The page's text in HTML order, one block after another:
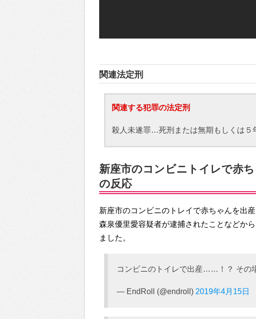
関連法定刑
関連する犯罪の法定刑
殺人未遂罪…死刑または無期もしくは５
新座市のコンビニトイレで赤
の反応
新座市のコンビニのトレイで赤ちゃんを出
森泉優里愛容疑者が逮捕されたことなどか
ました。
コンビニのトイレで出産……！？ そ
— EndRoll (@endroll) 2019年4月15日